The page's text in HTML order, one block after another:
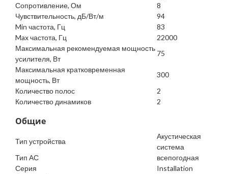
Сопротивление, Ом
8
Чувствительность, дБ/Вт/м
94
Min частота, Гц
83
Max частота, Гц
22000
Максимальная рекомендуемая мощность
усилителя, Вт
75
Максимальная кратковременная
мощность, Вт
300
Количество полос
2
Количество динамиков
2
Общие
Тип устройства
Акустическая
система
Тип АС
всепогодная
Серия
Installation